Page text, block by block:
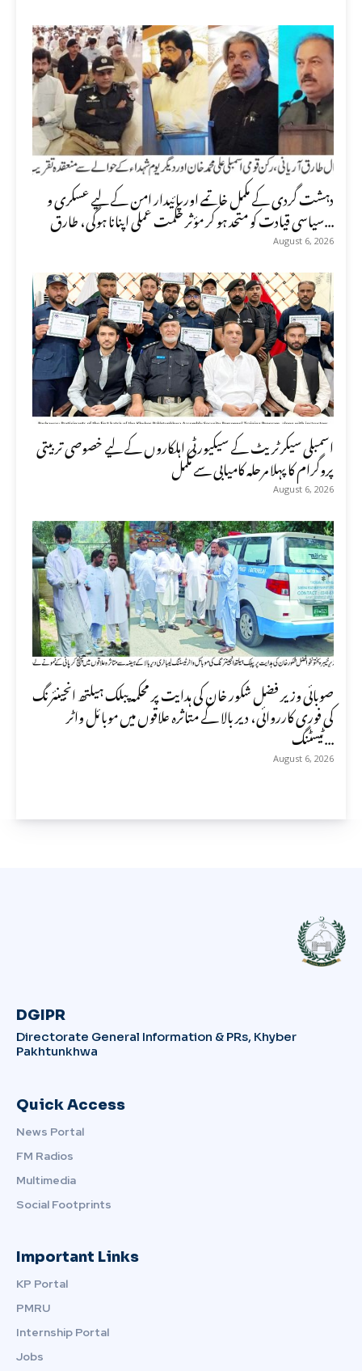
دہشت گردی کے مکمل خاتمے اور پائیدار امن کے لیے عسکری و
سیاسی قیادت کو متحد ہو کر مؤثر حکمت عملی اپنانا ہوگی، طارق...
August 6, 2026
اسمبلی سیکرٹریٹ کے سیکیورٹی اہلکاروں کے لیے خصوصی تربیتی
پروگرام کا پہلا مرحلہ کامیابی سے مکمل
August 6, 2026
صوبائی وزیر فضل شکور خان کی ہدایت پر محکمہ پبلک ہیلتھ انجینئرنگ
کی فوری کارروائی، دیر بالا کے متاثرہ علاقوں میں موبائل واٹر
ٹیسٹنگ...
August 6, 2026
DGIPR
Directorate General Information & PRs, Khyber
Pakhtunkhwa
Quick Access
News Portal
FM Radios
Multimedia
Social Footprints
Important Links
KP Portal
PMRU
Internship Portal
Jobs